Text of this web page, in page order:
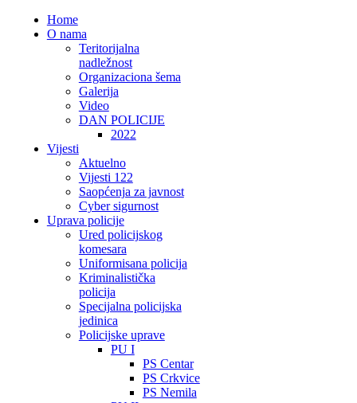
Home
O nama
Teritorijalna
nadležnost
Organizaciona šema
Galerija
Video
DAN POLICIJE
2022
Vijesti
Aktuelno
Vijesti 122
Saopćenja za javnost
Cyber sigurnost
Uprava policije
Ured policijskog
komesara
Uniformisana policija
Kriminalistička
policija
Specijalna policijska
jedinica
Policijske uprave
PU I
PS Centar
PS Crkvice
PS Nemila